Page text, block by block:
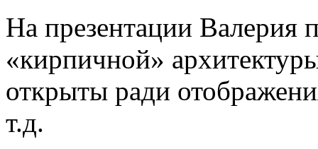
На презентации Валерия
«кирпичной»
открыты ради
т.д.